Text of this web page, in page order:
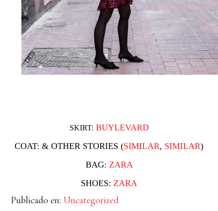
SKIRT: BUYLEVARD
COAT: & OTHER STORIES (SIMILAR, SIMILAR)
BAG: ZARA
SHOES: ZARA
Publicado en: Uncategorized